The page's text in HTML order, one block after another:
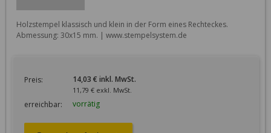
Holzstempel klassisch und klein in der Form eines Rechteckes.
Abmessung: 30x15 mm. | www.stempelsystem.de
Preis: 14,03 € inkl. MwSt.
11,79 € exkl. MwSt.
erreichbar: vorrätig